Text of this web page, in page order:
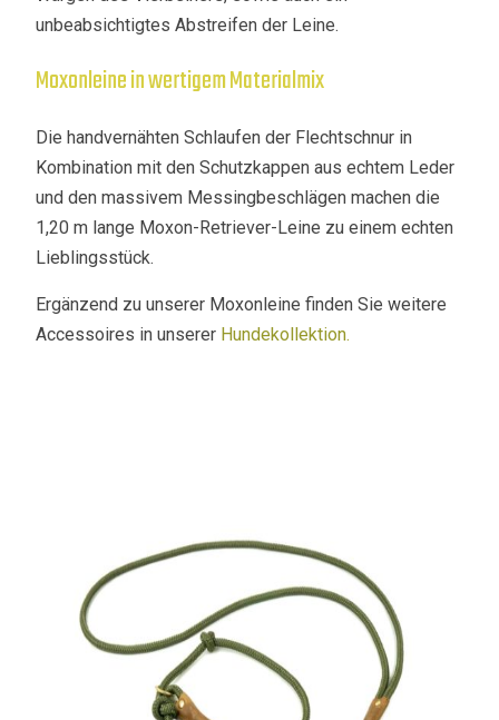
unbeabsichtigtes Abstreifen der Leine.
Moxonleine in wertigem Materialmix
Die handvernähten Schlaufen der Flechtschnur in
Kombination mit den Schutzkappen aus echtem Leder
und den massivem Messingbeschlägen machen die
1,20 m lange Moxon-Retriever-Leine zu einem echten
Lieblingsstück.
Ergänzend zu unserer Moxonleine finden Sie weitere
Accessoires in unserer Hundekollektion.